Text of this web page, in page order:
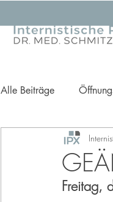
Alle Beiträge
Ihre Gesundheit im